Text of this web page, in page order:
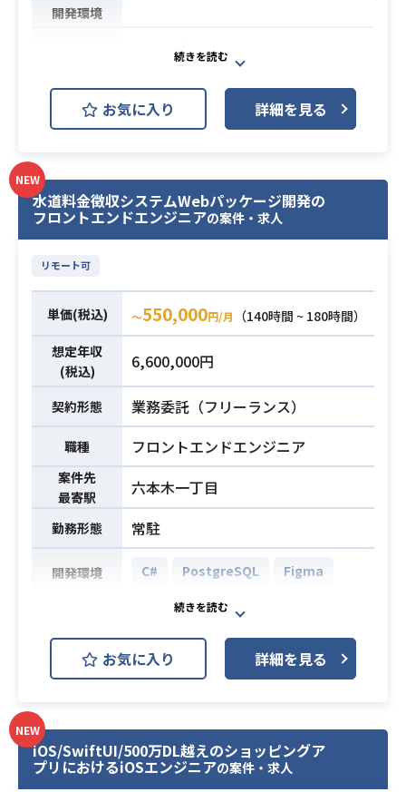
・ネットワーク：
GW / TGW / ELB
Route53 / VPN / Endpoint / Direc
・運用・監視
Directory Service/SSM/ S3
CloudTrail/CloudWatch/Config/Ev
・セキュリティ
AWSアカウント設計/VPC設計
IAM/SecurityGroup/ NACL
Shield/ACM/KMS
必須スキル
・AWS基盤構築プロジェクトにおけ
る設計から構築までの経験
・VPC、ネットワーク、セキュリテ
ィ設計の実務経験
・各種基盤設計書（構成図、パラメ
ータ設計、方針書等）の作成経験
・トラブルシューティングの経験
開発環境
業務内容
社内の体制を改善・強化するため、
インフラ、セキュリティ、AI領域を
横断的にご推進いただきます。
情報システム部門において、AI活用
織全体の改善をリードいただくポジ
ションです。
【仕事内容】
・インフラ環境の改善および運用支
援
・AI活用施策の企画および推進
・セキュリティ体制の整備および強
化
・AIおよびセキュリティに関するル
ール・ガバナンスの策定・運用
・情報システム部門における各種改
善および推進業務全般
※詳細は面談時にお伝えします。
・インフラ環境の改善、運用支援の
経験
・AI活用施策の企画、推進の経験
・セキュリティ体制の整備、強化の
・AI、セキュリティに関するルー
ル、ガバナンスの策定、運用経験
お気に入り 詳細を見る
NEW
水道料金徴収システムWebパッケージ開発の
フロントエンドエンジニアの案件・求人
リモート可
単価(税込) 〜550,000円/月
（140時間 ~ 180時間）
想定年収
(税込)
6,600,000円
契約形態 業務委託（フリーランス）
職種 フロントエンドエンジニア
案件先
最寄駅
六本木一丁目
勤務形態 常駐
開発環境 C# PostgreSQL Figma
水道料金徴収システムのWebパッケ
ージスクラッチ開発プロジェクトに
て、
フロントエンド開発をご担当いただ
AI駆動開発（GitHub Copilot）を採
用した環境のもと、
要件定義に基づく基本設計書の作成
お気に入り 詳細を見る
NEW
iOS/SwiftUI/500万DL越えのショッピングア
プリにおけるiOSエンジニアの案件・求人